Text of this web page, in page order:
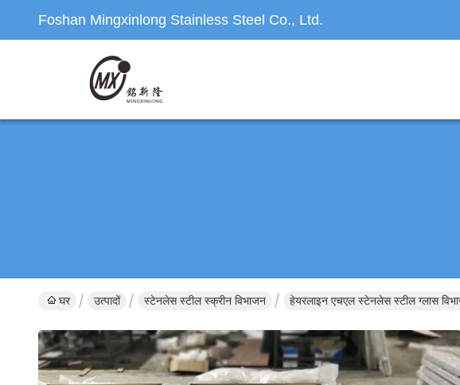
Foshan Mingxinlong Stainless Steel Co., Ltd.
घर उत्पादों स्टेनलेस स्टील स्क्रीन विभाजन हेयरलाइन एचएल स्टेनलेस स्टील ग्लास